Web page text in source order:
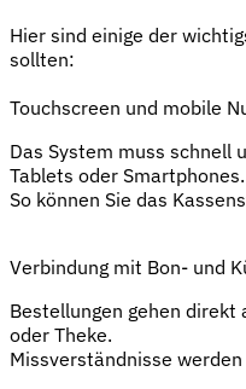
Hier sind einige der
sollten:
Touchscreen und mobile
Das System muss schnell
Tablets oder Smartphones.
So können Sie das
Verbindung mit Bon- und
Bestellungen gehen direkt
oder Theke.
Missverständnisse